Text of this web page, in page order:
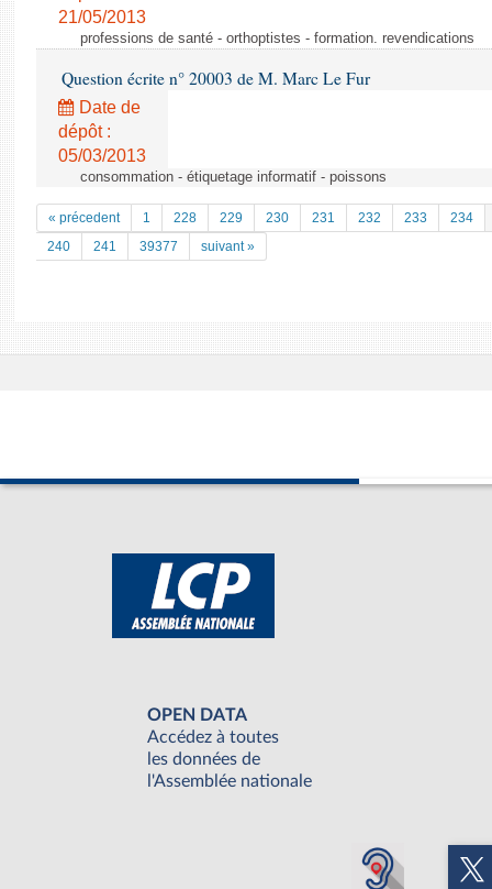
21/05/2013
professions de santé - orthoptistes - formation. revendications
Question écrite n° 20003 de M. Marc Le Fur
Date de
dépôt :
05/03/2013
consommation - étiquetage informatif - poissons
« précedent 1 228 229 230 231 232 233
234
240
241 39377 suivant »
OPEN DATA
Accédez à toutes
les données de
l'Assemblée nationale